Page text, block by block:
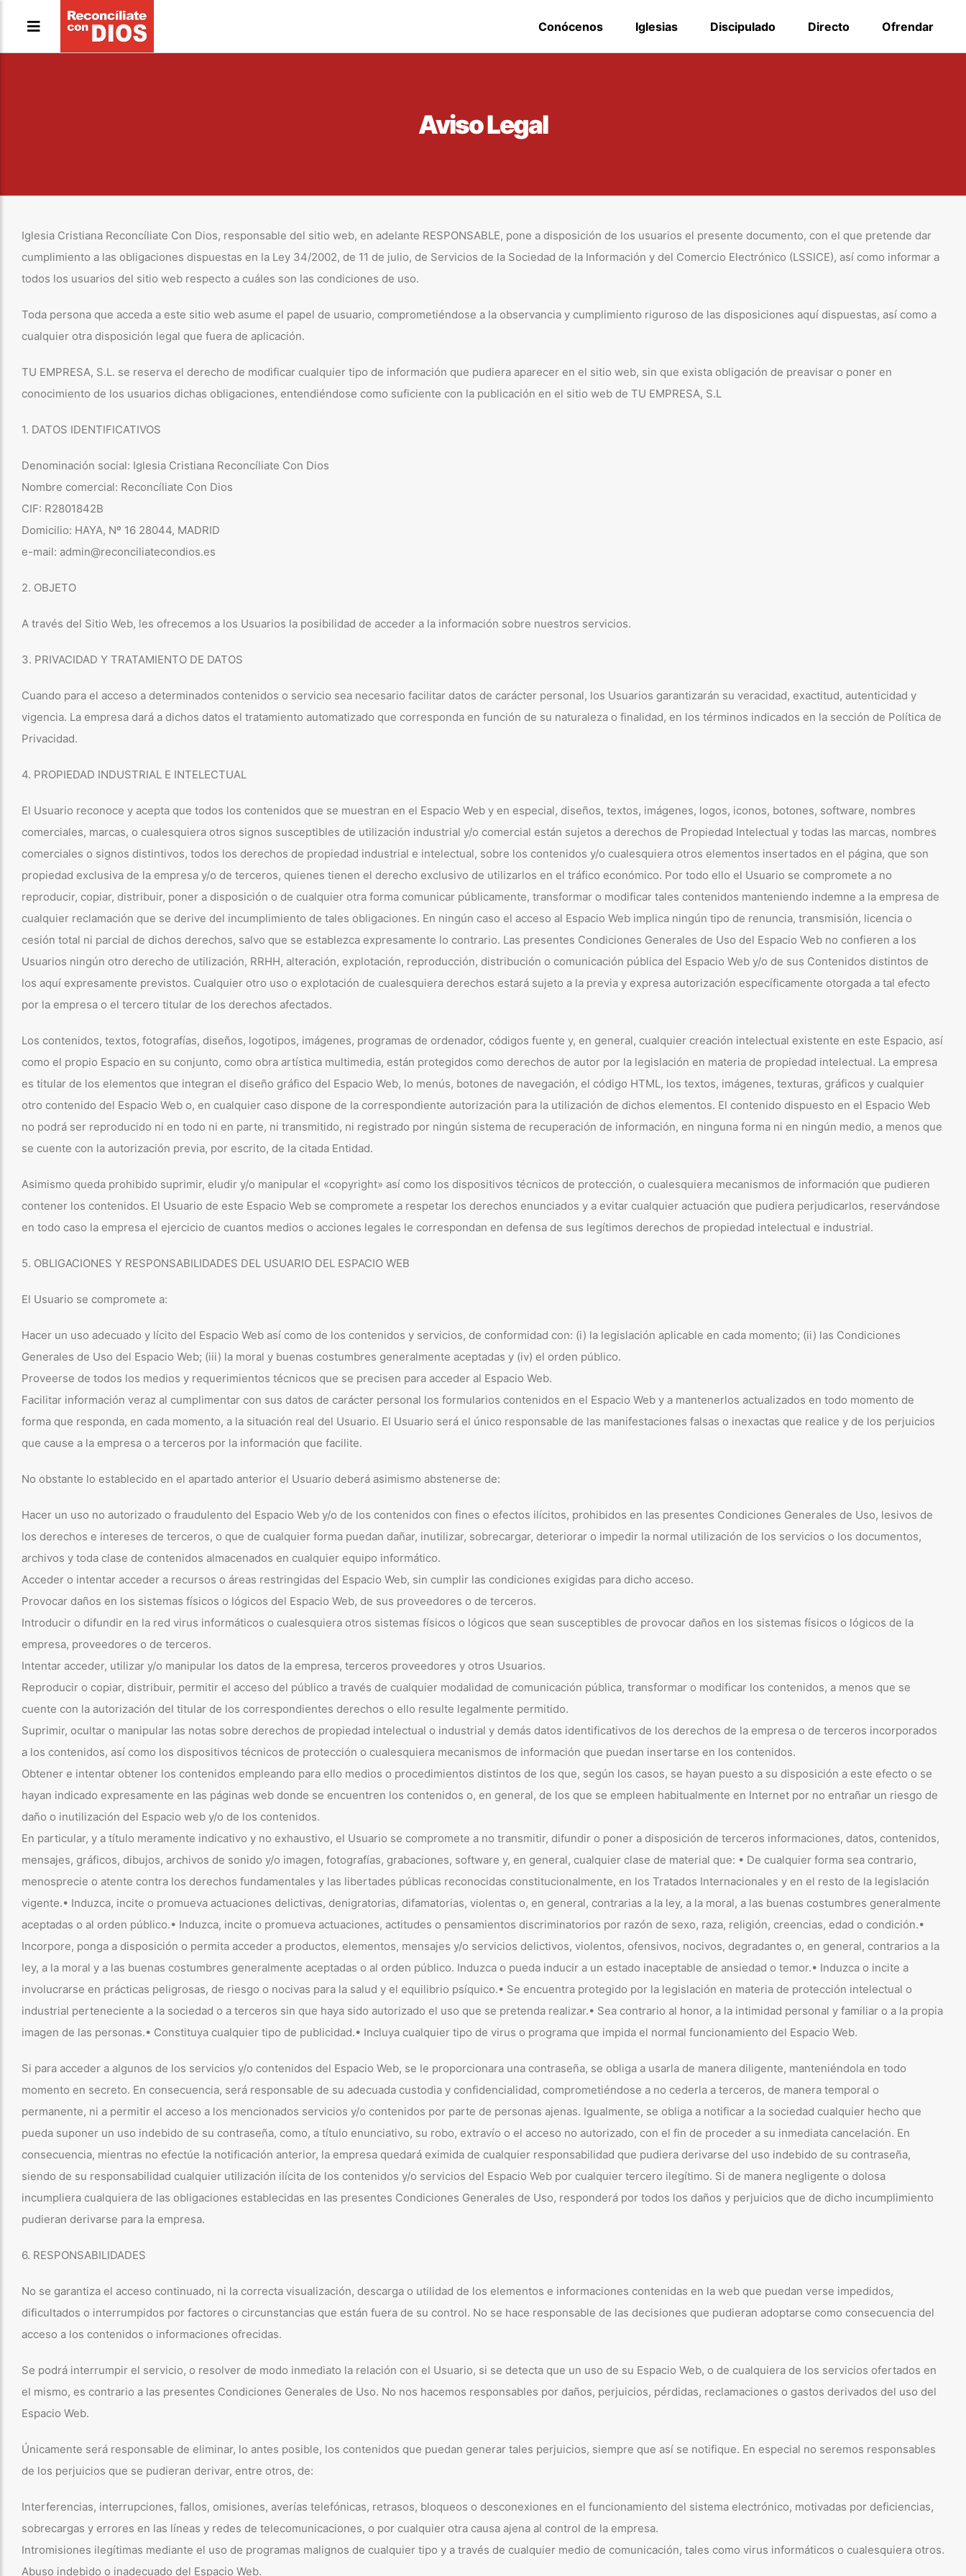
contenido
Conócenos Iglesias Discipulado Directo Ofrendar
Aviso Legal
Iglesia Cristiana Reconcíliate Con Dios, responsable del sitio web, en adelante RESPONSABLE, pone a disposición de los usuarios el presente documento, con el que pretende dar
cumplimiento a las obligaciones dispuestas en la Ley 34/2002, de 11 de julio, de Servicios de la Sociedad de la Información y del Comercio Electrónico (LSSICE), así como informar a
todos los usuarios del sitio web respecto a cuáles son las condiciones de uso.
Toda persona que acceda a este sitio web asume el papel de usuario, comprometiéndose a la observancia y cumplimiento riguroso de las disposiciones aquí dispuestas, así como a
cualquier otra disposición legal que fuera de aplicación.
TU EMPRESA, S.L. se reserva el derecho de modificar cualquier tipo de información que pudiera aparecer en el sitio web, sin que exista obligación de preavisar o poner en
conocimiento de los usuarios dichas obligaciones, entendiéndose como suficiente con la publicación en el sitio web de TU EMPRESA, S.L
1. DATOS IDENTIFICATIVOS
Denominación social: Iglesia Cristiana Reconcíliate Con Dios
Nombre comercial: Reconcíliate Con Dios
CIF: R2801842B
Domicilio: HAYA, Nº 16 28044, MADRID
e-mail: admin@reconciliatecondios.es
2. OBJETO
A través del Sitio Web, les ofrecemos a los Usuarios la posibilidad de acceder a la información sobre nuestros servicios.
3. PRIVACIDAD Y TRATAMIENTO DE DATOS
Cuando para el acceso a determinados contenidos o servicio sea necesario facilitar datos de carácter personal, los Usuarios garantizarán su veracidad, exactitud, autenticidad y
vigencia. La empresa dará a dichos datos el tratamiento automatizado que corresponda en función de su naturaleza o finalidad, en los términos indicados en la sección de Política de
Privacidad.
4. PROPIEDAD INDUSTRIAL E INTELECTUAL
El Usuario reconoce y acepta que todos los contenidos que se muestran en el Espacio Web y en especial, diseños, textos, imágenes, logos, iconos, botones, software, nombres
comerciales, marcas, o cualesquiera otros signos susceptibles de utilización industrial y/o comercial están sujetos a derechos de Propiedad Intelectual y todas las marcas, nombres
comerciales o signos distintivos, todos los derechos de propiedad industrial e intelectual, sobre los contenidos y/o cualesquiera otros elementos insertados en el página, que son
propiedad exclusiva de la empresa y/o de terceros, quienes tienen el derecho exclusivo de utilizarlos en el tráfico económico. Por todo ello el Usuario se compromete a no
reproducir, copiar, distribuir, poner a disposición o de cualquier otra forma comunicar públicamente, transformar o modificar tales contenidos manteniendo indemne a la empresa de
cualquier reclamación que se derive del incumplimiento de tales obligaciones. En ningún caso el acceso al Espacio Web implica ningún tipo de renuncia, transmisión, licencia o
cesión total ni parcial de dichos derechos, salvo que se establezca expresamente lo contrario. Las presentes Condiciones Generales de Uso del Espacio Web no confieren a los
Usuarios ningún otro derecho de utilización, RRHH, alteración, explotación, reproducción, distribución o comunicación pública del Espacio Web y/o de sus Contenidos distintos de
los aquí expresamente previstos. Cualquier otro uso o explotación de cualesquiera derechos estará sujeto a la previa y expresa autorización específicamente otorgada a tal efecto
por la empresa o el tercero titular de los derechos afectados.
Los contenidos, textos, fotografías, diseños, logotipos, imágenes, programas de ordenador, códigos fuente y, en general, cualquier creación intelectual existente en este Espacio, así
como el propio Espacio en su conjunto, como obra artística multimedia, están protegidos como derechos de autor por la legislación en materia de propiedad intelectual. La empresa
es titular de los elementos que integran el diseño gráfico del Espacio Web, lo menús, botones de navegación, el código HTML, los textos, imágenes, texturas, gráficos y cualquier
otro contenido del Espacio Web o, en cualquier caso dispone de la correspondiente autorización para la utilización de dichos elementos. El contenido dispuesto en el Espacio Web
no podrá ser reproducido ni en todo ni en parte, ni transmitido, ni registrado por ningún sistema de recuperación de información, en ninguna forma ni en ningún medio, a menos que
se cuente con la autorización previa, por escrito, de la citada Entidad.
Asimismo queda prohibido suprimir, eludir y/o manipular el «copyright» así como los dispositivos técnicos de protección, o cualesquiera mecanismos de información que pudieren
contener los contenidos. El Usuario de este Espacio Web se compromete a respetar los derechos enunciados y a evitar cualquier actuación que pudiera perjudicarlos, reservándose
en todo caso la empresa el ejercicio de cuantos medios o acciones legales le correspondan en defensa de sus legítimos derechos de propiedad intelectual e industrial.
5. OBLIGACIONES Y RESPONSABILIDADES DEL USUARIO DEL ESPACIO WEB
El Usuario se compromete a:
Hacer un uso adecuado y lícito del Espacio Web así como de los contenidos y servicios, de conformidad con: (i) la legislación aplicable en cada momento; (ii) las Condiciones
Generales de Uso del Espacio Web; (iii) la moral y buenas costumbres generalmente aceptadas y (iv) el orden público.
Proveerse de todos los medios y requerimientos técnicos que se precisen para acceder al Espacio Web.
Facilitar información veraz al cumplimentar con sus datos de carácter personal los formularios contenidos en el Espacio Web y a mantenerlos actualizados en todo momento de
forma que responda, en cada momento, a la situación real del Usuario. El Usuario será el único responsable de las manifestaciones falsas o inexactas que realice y de los perjuicios
que cause a la empresa o a terceros por la información que facilite.
No obstante lo establecido en el apartado anterior el Usuario deberá asimismo abstenerse de:
Hacer un uso no autorizado o fraudulento del Espacio Web y/o de los contenidos con fines o efectos ilícitos, prohibidos en las presentes Condiciones Generales de Uso, lesivos de
los derechos e intereses de terceros, o que de cualquier forma puedan dañar, inutilizar, sobrecargar, deteriorar o impedir la normal utilización de los servicios o los documentos,
archivos y toda clase de contenidos almacenados en cualquier equipo informático.
Acceder o intentar acceder a recursos o áreas restringidas del Espacio Web, sin cumplir las condiciones exigidas para dicho acceso.
Provocar daños en los sistemas físicos o lógicos del Espacio Web, de sus proveedores o de terceros.
Introducir o difundir en la red virus informáticos o cualesquiera otros sistemas físicos o lógicos que sean susceptibles de provocar daños en los sistemas físicos o lógicos de la
empresa, proveedores o de terceros.
Intentar acceder, utilizar y/o manipular los datos de la empresa, terceros proveedores y otros Usuarios.
Reproducir o copiar, distribuir, permitir el acceso del público a través de cualquier modalidad de comunicación pública, transformar o modificar los contenidos, a menos que se
cuente con la autorización del titular de los correspondientes derechos o ello resulte legalmente permitido.
Suprimir, ocultar o manipular las notas sobre derechos de propiedad intelectual o industrial y demás datos identificativos de los derechos de la empresa o de terceros incorporados
a los contenidos, así como los dispositivos técnicos de protección o cualesquiera mecanismos de información que puedan insertarse en los contenidos.
Obtener e intentar obtener los contenidos empleando para ello medios o procedimientos distintos de los que, según los casos, se hayan puesto a su disposición a este efecto o se
hayan indicado expresamente en las páginas web donde se encuentren los contenidos o, en general, de los que se empleen habitualmente en Internet por no entrañar un riesgo de
daño o inutilización del Espacio web y/o de los contenidos.
En particular, y a título meramente indicativo y no exhaustivo, el Usuario se compromete a no transmitir, difundir o poner a disposición de terceros informaciones, datos, contenidos,
mensajes, gráficos, dibujos, archivos de sonido y/o imagen, fotografías, grabaciones, software y, en general, cualquier clase de material que: • De cualquier forma sea contrario,
menosprecie o atente contra los derechos fundamentales y las libertades públicas reconocidas constitucionalmente, en los Tratados Internacionales y en el resto de la legislación
vigente.• Induzca, incite o promueva actuaciones delictivas, denigratorias, difamatorias, violentas o, en general, contrarias a la ley, a la moral, a las buenas costumbres generalmente
aceptadas o al orden público.• Induzca, incite o promueva actuaciones, actitudes o pensamientos discriminatorios por razón de sexo, raza, religión, creencias, edad o condición.•
Incorpore, ponga a disposición o permita acceder a productos, elementos, mensajes y/o servicios delictivos, violentos, ofensivos, nocivos, degradantes o, en general, contrarios a la
ley, a la moral y a las buenas costumbres generalmente aceptadas o al orden público. Induzca o pueda inducir a un estado inaceptable de ansiedad o temor.• Induzca o incite a
involucrarse en prácticas peligrosas, de riesgo o nocivas para la salud y el equilibrio psíquico.• Se encuentra protegido por la legislación en materia de protección intelectual o
industrial perteneciente a la sociedad o a terceros sin que haya sido autorizado el uso que se pretenda realizar.• Sea contrario al honor, a la intimidad personal y familiar o a la propia
imagen de las personas.• Constituya cualquier tipo de publicidad.• Incluya cualquier tipo de virus o programa que impida el normal funcionamiento del Espacio Web.
Si para acceder a algunos de los servicios y/o contenidos del Espacio Web, se le proporcionara una contraseña, se obliga a usarla de manera diligente, manteniéndola en todo
momento en secreto. En consecuencia, será responsable de su adecuada custodia y confidencialidad, comprometiéndose a no cederla a terceros, de manera temporal o
permanente, ni a permitir el acceso a los mencionados servicios y/o contenidos por parte de personas ajenas. Igualmente, se obliga a notificar a la sociedad cualquier hecho que
pueda suponer un uso indebido de su contraseña, como, a título enunciativo, su robo, extravío o el acceso no autorizado, con el fin de proceder a su inmediata cancelación. En
consecuencia, mientras no efectúe la notificación anterior, la empresa quedará eximida de cualquier responsabilidad que pudiera derivarse del uso indebido de su contraseña,
siendo de su responsabilidad cualquier utilización ilícita de los contenidos y/o servicios del Espacio Web por cualquier tercero ilegítimo. Si de manera negligente o dolosa
incumpliera cualquiera de las obligaciones establecidas en las presentes Condiciones Generales de Uso, responderá por todos los daños y perjuicios que de dicho incumplimiento
pudieran derivarse para la empresa.
6. RESPONSABILIDADES
No se garantiza el acceso continuado, ni la correcta visualización, descarga o utilidad de los elementos e informaciones contenidas en la web que puedan verse impedidos,
dificultados o interrumpidos por factores o circunstancias que están fuera de su control. No se hace responsable de las decisiones que pudieran adoptarse como consecuencia del
acceso a los contenidos o informaciones ofrecidas.
Se podrá interrumpir el servicio, o resolver de modo inmediato la relación con el Usuario, si se detecta que un uso de su Espacio Web, o de cualquiera de los servicios ofertados en
el mismo, es contrario a las presentes Condiciones Generales de Uso. No nos hacemos responsables por daños, perjuicios, pérdidas, reclamaciones o gastos derivados del uso del
Espacio Web.
Únicamente será responsable de eliminar, lo antes posible, los contenidos que puedan generar tales perjuicios, siempre que así se notifique. En especial no seremos responsables
de los perjuicios que se pudieran derivar, entre otros, de:
Interferencias, interrupciones, fallos, omisiones, averías telefónicas, retrasos, bloqueos o desconexiones en el funcionamiento del sistema electrónico, motivadas por deficiencias,
sobrecargas y errores en las líneas y redes de telecomunicaciones, o por cualquier otra causa ajena al control de la empresa.
Intromisiones ilegítimas mediante el uso de programas malignos de cualquier tipo y a través de cualquier medio de comunicación, tales como virus informáticos o cualesquiera otros.
Abuso indebido o inadecuado del Espacio Web.